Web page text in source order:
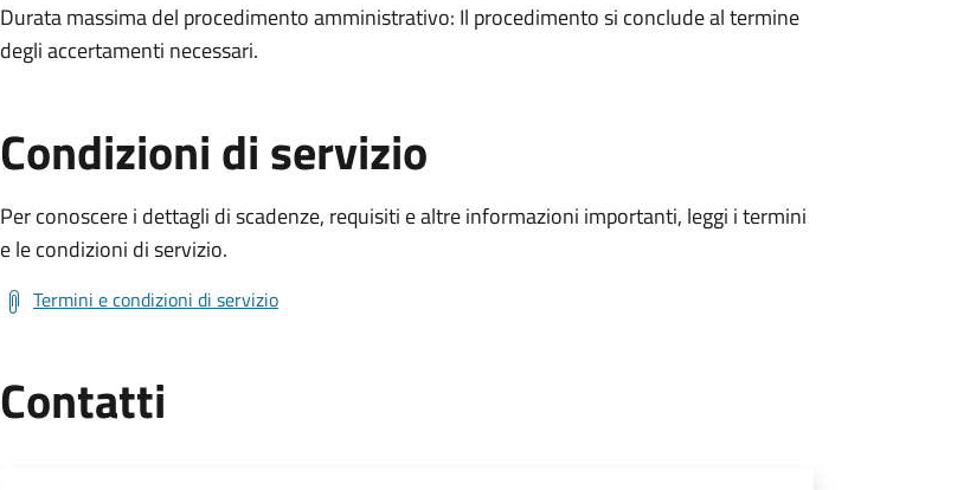
Durata massima del procedimento amministrativo: Il procedimento si conclude al termine
degli accertamenti necessari.
Condizioni di servizio
Per conoscere i dettagli di scadenze, requisiti e altre informazioni importanti, leggi i termini
e le condizioni di servizio.
Termini e condizioni di servizio
Contatti